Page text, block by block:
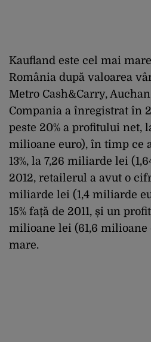
Kaufland este cel mai
România după valoarea
Metro Cash&Carry,
Compania a înregistrat în
peste 20% a profitului net,
milioane euro), în timp ce
13%, la 7,26 miliarde lei
2012, retailerul a avut o
miliarde lei (1,4 miliarde
15% față de 2011, și un
milioane lei (61,6 milioane
mare.